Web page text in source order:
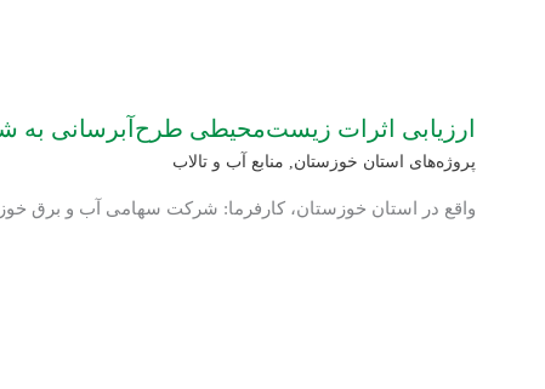
ارزیابی اثرات زیست‌محیطی طرح‌آبرسانی به
پروژه‌های استان خوزستان, منابع آب و تالاب
واقع در استان خوزستان، کارفرما: شرکت سهامی آب و برق